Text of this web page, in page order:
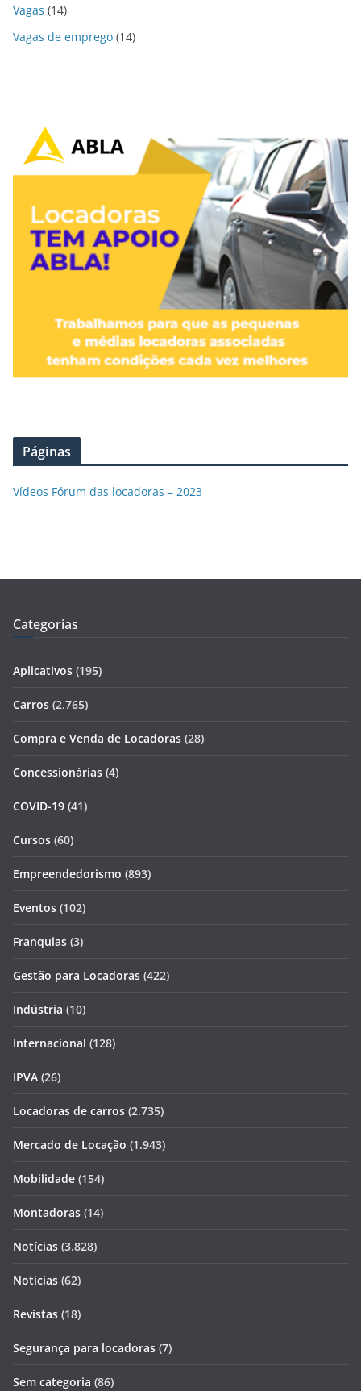
Vagas (14)
Vagas de emprego (14)
Páginas
Vídeos Fórum das locadoras – 2023
Categorias
Aplicativos (195)
Carros (2.765)
Compra e Venda de Locadoras (28)
Concessionárias (4)
COVID-19 (41)
Cursos (60)
Empreendedorismo (893)
Eventos (102)
Franquias (3)
Gestão para Locadoras (422)
Indústria (10)
Internacional (128)
IPVA (26)
Locadoras de carros (2.735)
Mercado de Locação (1.943)
Mobilidade (154)
Montadoras (14)
Notícias (3.828)
Notícias (62)
Revistas (18)
Segurança para locadoras (7)
Sem categoria (86)